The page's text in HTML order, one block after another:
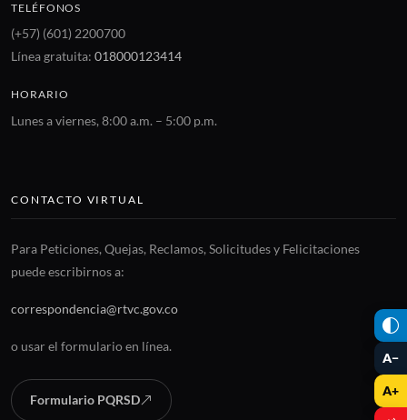
A−
A+
TELÉFONOS
(+57) (601) 2200700
Línea gratuita: 018000123414
HORARIO
Lunes a viernes, 8:00 a.m. – 5:00 p.m.
CONTACTO VIRTUAL
Para Peticiones, Quejas, Reclamos, Solicitudes y Felicitaciones
puede escribirnos a:
correspondencia@rtvc.gov.co
o usar el formulario en línea.
Formulario PQRSD